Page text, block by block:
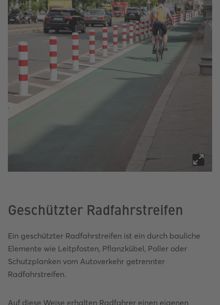
Geschützter Radfahrstreifen
Ein geschützter Radfahrstreifen ist ein durch bauliche
Elemente wie Leitpfosten, Pflanzkübel, Poller oder
Schutzplanken vom Autoverkehr getrennter
Radfahrstreifen.
Auf diese Weise erhalten Radfahrer einen eigenen